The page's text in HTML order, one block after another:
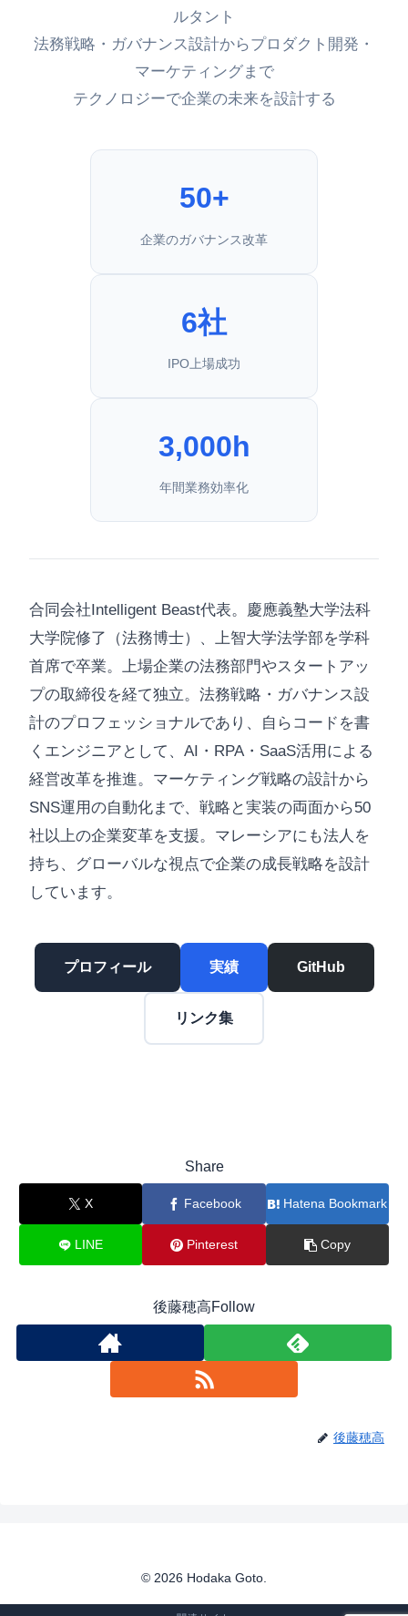
ルタント
法務戦略・ガバナンス設計からプロダクト開発・
マーケティングまで
テクノロジーで企業の未来を設計する
50+
企業のガバナンス改革
6社
IPO上場成功
3,000h
年間業務効率化
合同会社Intelligent Beast代表。慶應義塾大学法科
大学院修了（法務博士）、上智大学法学部を学科
首席で卒業。上場企業の法務部門やスタートアッ
プの取締役を経て独立。法務戦略・ガバナンス設
計のプロフェッショナルであり、自らコードを書
くエンジニアとして、AI・RPA・SaaS活用による
経営改革を推進。マーケティング戦略の設計から
SNS運用の自動化まで、戦略と実装の両面から50
社以上の企業変革を支援。マレーシアにも法人を
持ち、グローバルな視点で企業の成長戦略を設計
しています。
プロフィール 実績 GitHub
リンク集
Share
X Facebook Hatena Bookmark
LINE Pinterest Copy
後藤穂高Follow
後藤穂高
© 2026 Hodaka Goto.